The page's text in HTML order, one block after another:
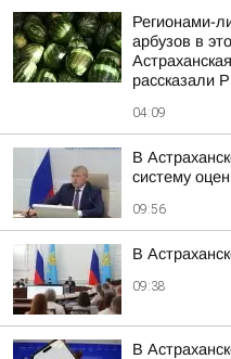
Регионами-
арбузов в
рассказали
04:09
В
систему
09:56
В
09:38
В